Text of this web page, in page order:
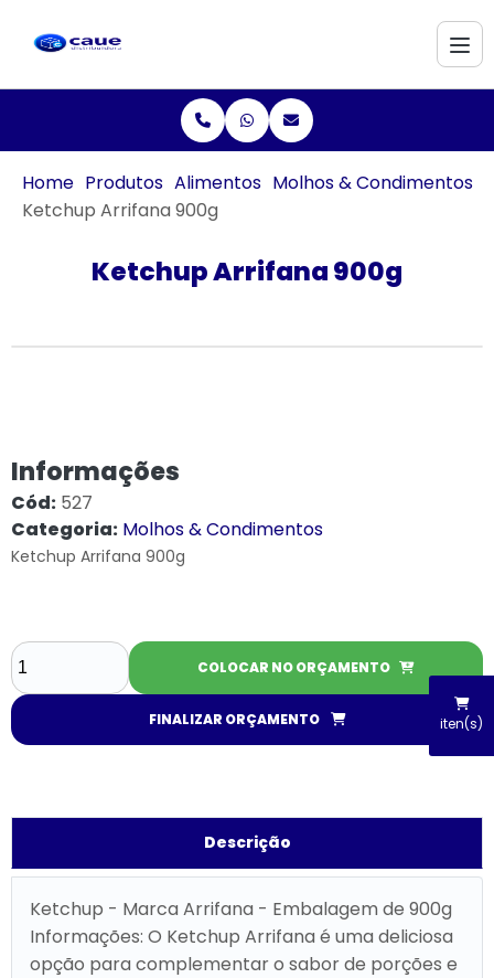
iten(s)
Home Produtos Alimentos Molhos & Condimentos
Ketchup Arrifana 900g
Ketchup Arrifana 900g
Informações
Cód: 527
Categoria: Molhos & Condimentos
Ketchup Arrifana 900g
COLOCAR NO ORÇAMENTO
FINALIZAR ORÇAMENTO
Descrição
Ketchup - Marca Arrifana - Embalagem de 900g
Informações: O Ketchup Arrifana é uma deliciosa
opção para complementar o sabor de porções e